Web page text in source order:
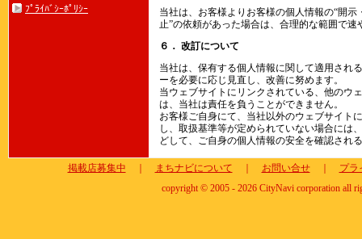
ﾌﾟﾗｲﾊﾞｼｰﾎﾟﾘｼｰ
当社は、お客様よりお客様の個人情報の“開
止”の依頼があった場合は、合理的な範囲で速
６． 改訂について
当社は、保有する個人情報に関して適用され
ーを必要に応じ見直し、改善に努めます。
当ウェブサイトにリンクされている、他のウ
は、当社は責任を負うことができません。
お客様ご自身にて、当社以外のウェブサイト
し、取扱基準等が定められていない場合には
どして、ご自身の個人情報の安全を確認され
掲載店募集中 まちナビについて お問い合せ｜
プラ
copyright © 2005 - 2026 CityNavi corporation all